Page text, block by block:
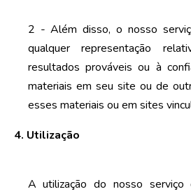
2 - Além disso, o nosso
qualquer representação
resultados prováveis ​​ou à
materiais em seu site ou de
esses materiais ou em sites
4. Utilização
A utilização do nosso